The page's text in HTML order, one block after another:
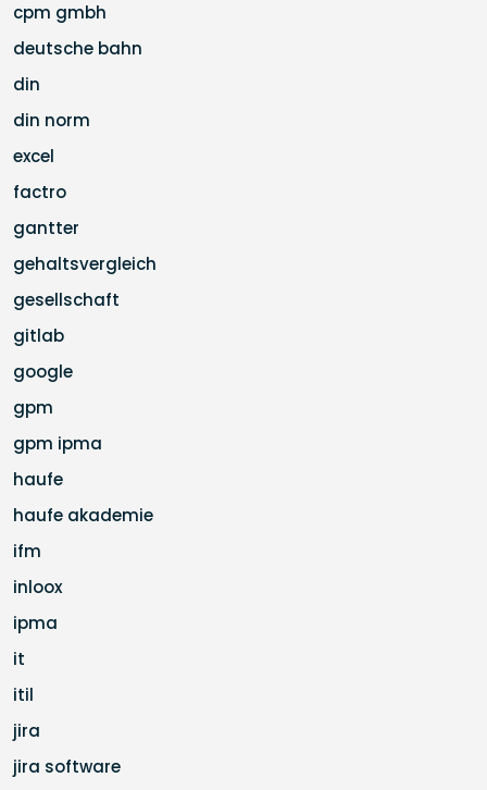
cpm gmbh
deutsche bahn
din
din norm
excel
factro
gantter
gehaltsvergleich
gesellschaft
gitlab
google
gpm
gpm ipma
haufe
haufe akademie
ifm
inloox
ipma
it
itil
jira
jira software